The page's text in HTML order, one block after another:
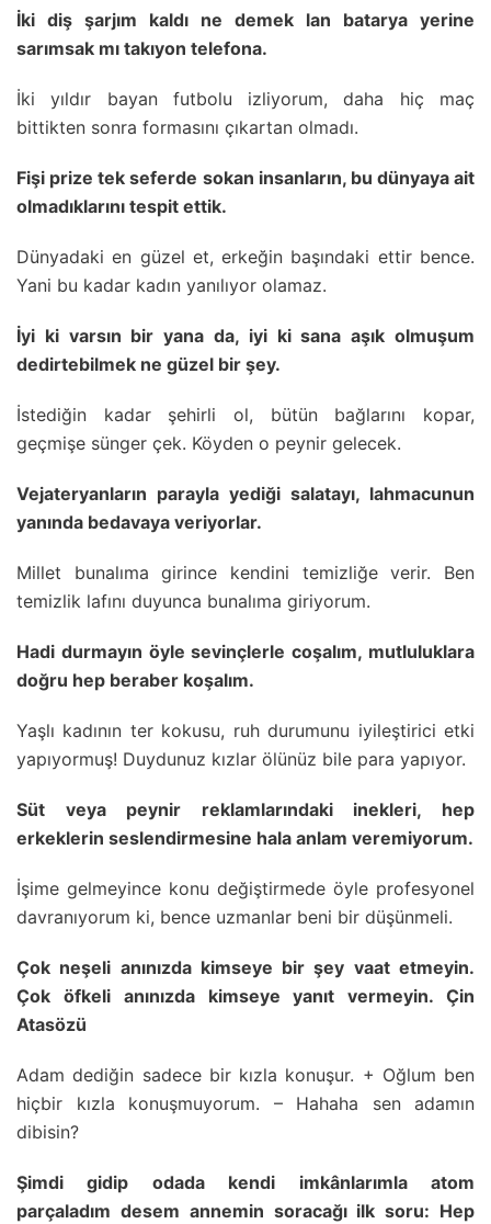
İki diş şarjım kaldı ne demek lan batarya yerine
sarımsak mı takıyon telefona.
İki yıldır bayan futbolu izliyorum, daha hiç maç
bittikten sonra formasını çıkartan olmadı.
Fişi prize tek seferde sokan insanların, bu dünyaya ait
olmadıklarını tespit ettik.
Dünyadaki en güzel et, erkeğin başındaki ettir bence.
Yani bu kadar kadın yanılıyor olamaz.
İyi ki varsın bir yana da, iyi ki sana aşık olmuşum
dedirtebilmek ne güzel bir şey.
İstediğin kadar şehirli ol, bütün bağlarını kopar,
geçmişe sünger çek. Köyden o peynir gelecek.
Vejateryanların parayla yediği salatayı, lahmacunun
yanında bedavaya veriyorlar.
Millet bunalıma girince kendini temizliğe verir. Ben
temizlik lafını duyunca bunalıma giriyorum.
Hadi durmayın öyle sevinçlerle coşalım, mutluluklara
doğru hep beraber koşalım.
Yaşlı kadının ter kokusu, ruh durumunu iyileştirici etki
yapıyormuş! Duydunuz kızlar ölünüz bile para yapıyor.
Süt veya peynir reklamlarındaki inekleri, hep
erkeklerin seslendirmesine hala anlam veremiyorum.
İşime gelmeyince konu değiştirmede öyle profesyonel
davranıyorum ki, bence uzmanlar beni bir düşünmeli.
Çok neşeli anınızda kimseye bir şey vaat etmeyin.
Çok öfkeli anınızda kimseye yanıt vermeyin. Çin
Atasözü
Adam dediğin sadece bir kızla konuşur. + Oğlum ben
hiçbir kızla konuşmuyorum. – Hahaha sen adamın
dibisin?
Şimdi gidip odada kendi imkânlarımla atom
parçaladım desem annemin soracağı ilk soru: Hep